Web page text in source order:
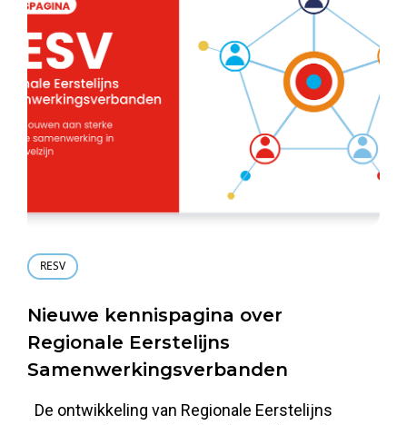
RESV
Nieuwe kennispagina over
Regionale Eerstelijns
Samenwerkingsverbanden
De ontwikkeling van Regionale Eerstelijns